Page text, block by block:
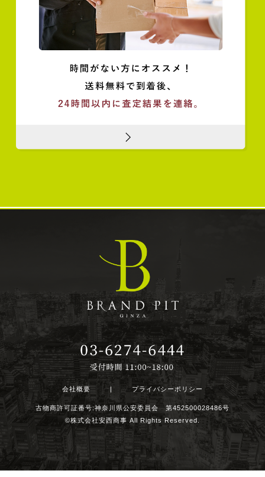
会社概要 プライバシーポリシー
古物商許可証番号:神奈川県公安委員会 第452500028486号
©株式会社安西商事 All Rights Reserved.